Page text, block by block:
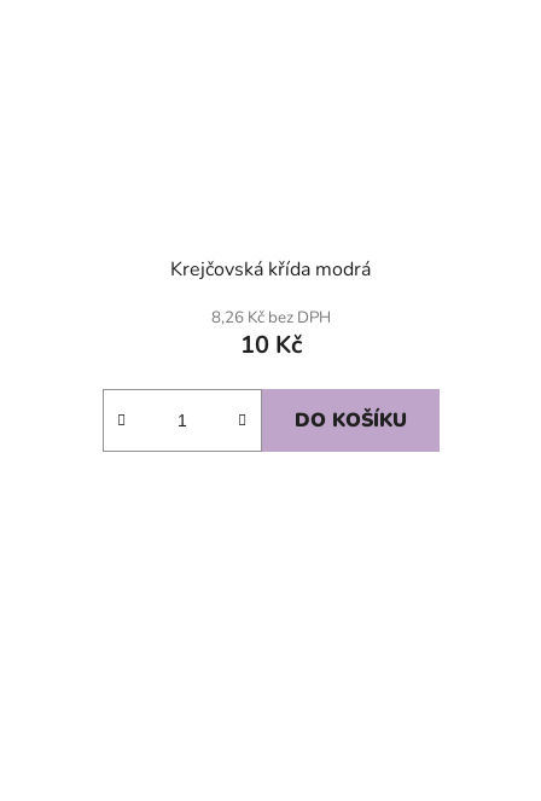
Krejčovská křída modrá
8,26 Kč bez DPH
10 Kč
DO KOŠÍKU